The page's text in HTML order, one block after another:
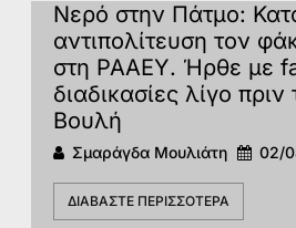
Νερό στην Πάτμο:
αντιπολίτευση τον
στη ΡΑΑΕΥ. Ήρθε με
διαδικασίες λίγο
Βουλή
Σμαράγδα Μουλιάτη 02/
ΔΙΑΒΆΣΤΕ ΠΕΡΙΣΣΌΤΕΡΑ